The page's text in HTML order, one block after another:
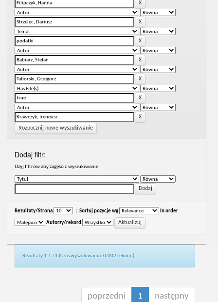
Rozpocznij nowe wyszukiwanie
Dodaj filtr:
Uzyj filtrów aby zagęścić wyszukiwanie.
Rezultaty/Strona Sortuj pozycje wg In order
Autorzy/rekord
Rezultaty 1-1 z 1 (Czas wyszukiwania: 0.002 sekund).
poprzedni 1 następny